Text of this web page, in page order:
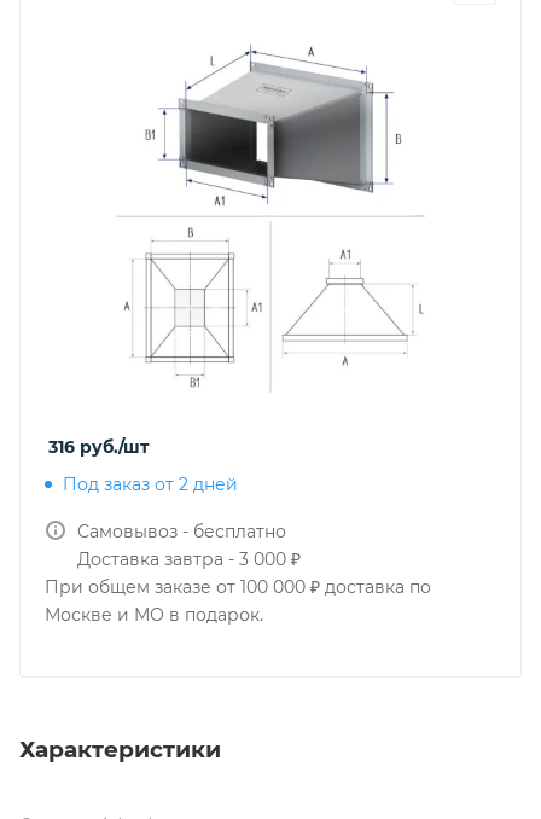
316 руб./шт
Под заказ от 2 дней
Самовывоз - бесплатно
Доставка завтра - 3 000 ₽
При общем заказе от 100 000 ₽ доставка по
Москве и МО в подарок.
Характеристики